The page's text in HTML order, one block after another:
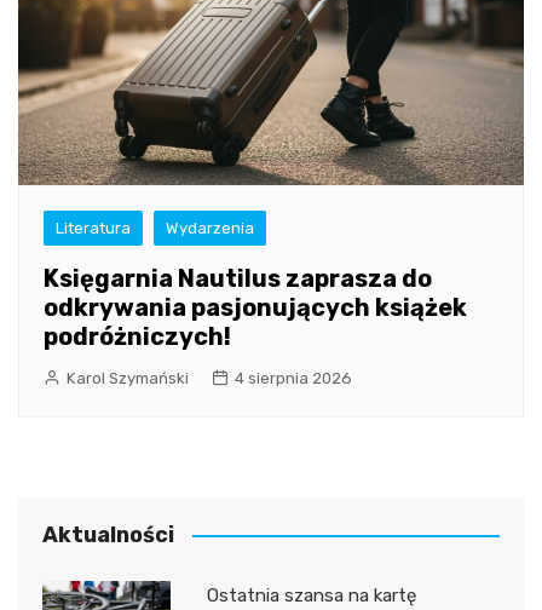
Literatura Wydarzenia
Księgarnia Nautilus zaprasza do
odkrywania pasjonujących książek
podróżniczych!
Karol Szymański 4 sierpnia 2026
Aktualności
Ostatnia szansa na kartę